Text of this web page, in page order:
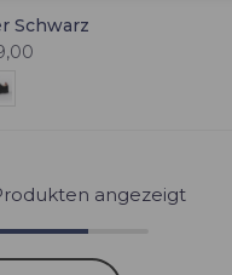
Schwarz
angezeigt